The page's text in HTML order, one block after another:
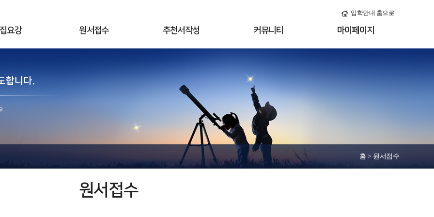
입학안내 홈으로
요강 원서접수 추천서작성 커뮤니티 마이페이지
홈 > 원서접수
원서접수